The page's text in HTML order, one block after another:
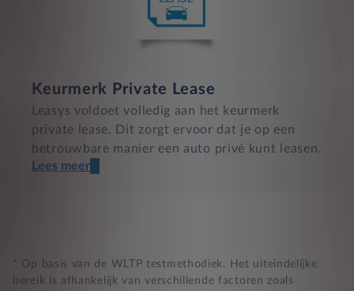
Keurmerk Private Lease
Leasys voldoet volledig aan het keurmerk
private lease. Dit zorgt ervoor dat je op een
betrouwbare manier een auto privé kunt leasen.
Nooit te hoge financiële lasten
Lees meer
* Op basis van de WLTP testmethodiek. Het uiteindelijke
bereik is afhankelijk van verschillende factoren zoals